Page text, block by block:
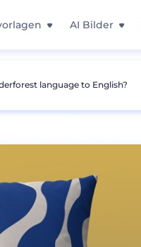
AI Bilder
Kissen Mockup
language to English?